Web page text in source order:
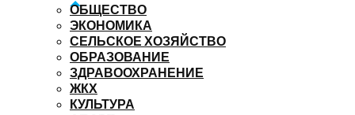
ОБЩЕСТВО
ЭКОНОМИКА
СЕЛЬСКОЕ ХОЗЯЙСТВО
ОБРАЗОВАНИЕ
ЗДРАВООХРАНЕНИЕ
ЖКХ
КУЛЬТУРА